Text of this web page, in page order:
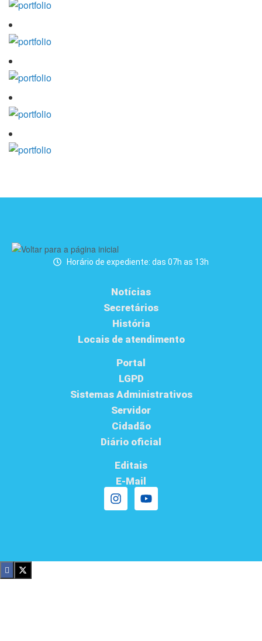
Horário de expediente: das 07h as 13h
Notícias
Secretários
História
Locais de atendimento
Portal
LGPD
Sistemas Administrativos
Servidor
Cidadão
Diário oficial
Editais
E-Mail